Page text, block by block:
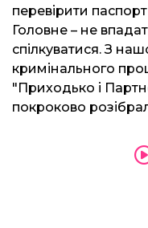
перевірити
Головне – не
спілкуватися. З
кримінального
"Приходько і
покроково